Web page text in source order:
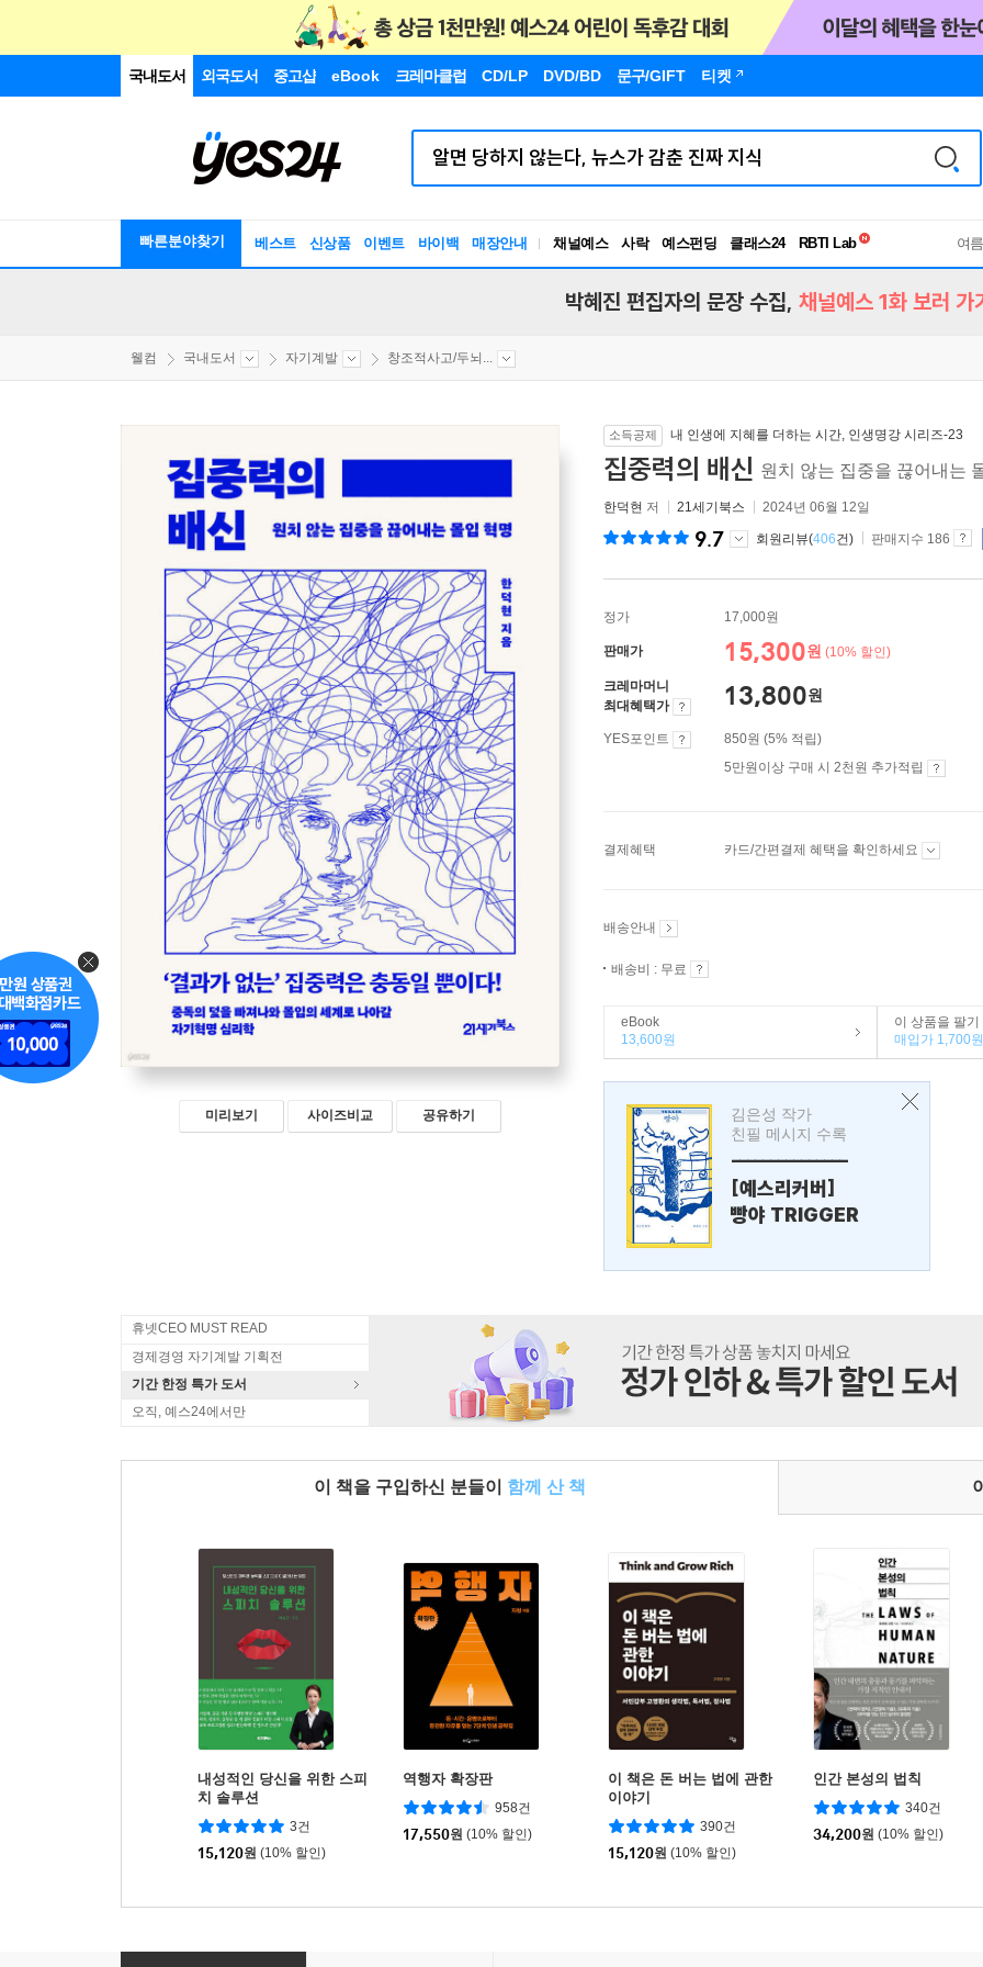
국내도서 외국도서 중고샵 eBook 크레마클럽 CD/LP DVD/BD 문구/GIFT 티켓
빠른분야찾기 베스트 신상품 이벤트 바이백 매장안내 채널예스 사락 예스펀딩 클래스24
RBTI Lab
독서유형검사
여
박혜진 편집자의 문장 수집, 채널예스 1화 보러 가
웰컴 국내도서 자기계발 창조적사고/두뇌...
미리보기 사이즈비교 공유하기
소득공제 내 인생에 지혜를 더하는 시간, 인생명강 시리즈-23
집중력의 배신 원치 않는 집중을 끊어내는
한덕현 저 21세기북스 2024년 06월 12일
9.7 회원리뷰(406건) 판매지수 186
정가 17,000원
판매가 15,300원 (10% 할인)
크레마머니
최대혜택가
13,800원
YES포인트
850원 (5% 적립)
5만원이상 구매 시 2천원 추가적립
결제혜택 카드/간편결제 혜택을 확인하세요
배송안내
배송비 : 무료
eBook
13,600원
이 상품을 팔기
매입가 1,700원
김은성 작가
친필 메시지 수록
---------------
[예스리커버]
빵야 TRIGGER
휴넷CEO MUST READ
경제경영 자기계발 기획전
기간 한정 특가 도서
오직, 예스24에서만
이 책을 구입하신 분들이 함께 산 책
내성적인 당신을 위한 스피
치 솔루션
3건
15,120원 (10% 할인)
역행자 확장판
958건
17,550원 (10% 할인)
이 책은 돈 버는 법에 관한
이야기
390건
15,120원 (10% 할인)
인간 본성의 법칙
340건
34,200원 (10% 할인)